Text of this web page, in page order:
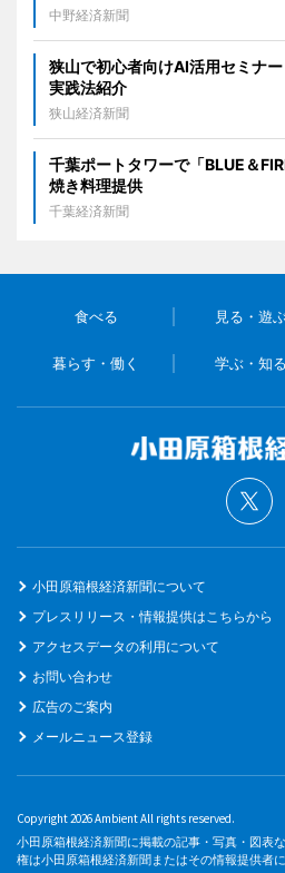
中野経済新聞
狭山で初心者向けAI活用セミナ
実践法紹介
狭山経済新聞
千葉ポートタワーで「BLUE＆
焼き料理提供
千葉経済新聞
食べる 見る・遊
暮らす・働く 学ぶ・知る
小田原箱根経済新聞について
プレスリリース・情報提供はこちらから
アクセスデータの利用について
お問い合わせ
広告のご案内
メールニュース登録
Copyright 2026 Ambient All rights reserved.
小田原箱根経済新聞に掲載の記事・写真・図表
権は小田原箱根経済新聞またはその情報提供者に